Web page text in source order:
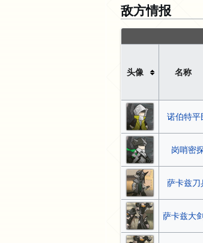
敌方情报
头像 名称
诺伯特平
岗哨密
萨卡兹刀
萨卡兹大